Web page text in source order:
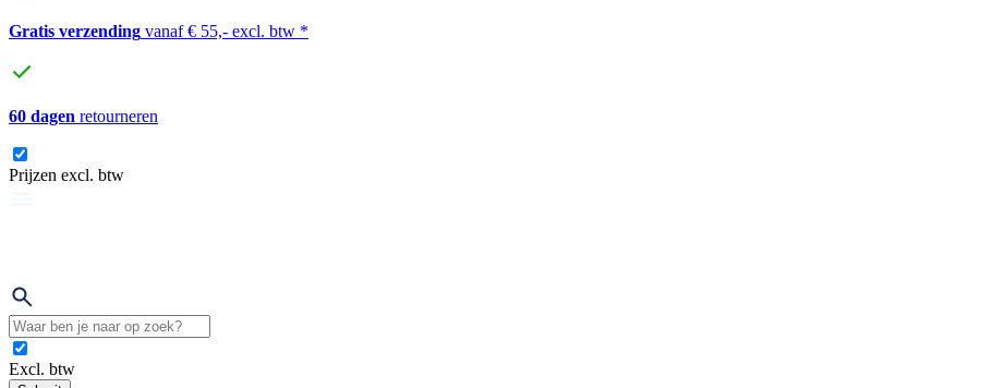
Gratis verzending vanaf € 55,- excl. btw *
60 dagen retourneren
Prijzen excl. btw
Excl. btw